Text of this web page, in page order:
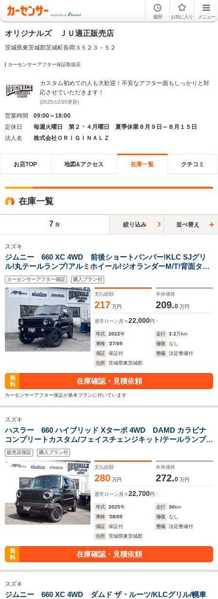
履歴 お気に入り メニュー
オリジナルズ ＪＵ適正販売店
茨城県東茨城郡茨城町長岡３５２３－５２
カーセンサーアフター保証取扱店
カスタム初めての人も大歓迎！不安なアフター面もしっかりと対
応させていただきます！
(2025/12/20更新)
営業時間
09:00～18:00
定休日
毎週火曜日 第２・４月曜日 夏季休業８月９日～８月１５日
法人名
株式会社ＯＲＩＧＩＮＡＬＺ
お店TOP 地図&アクセス 在庫一覧 クチコミ
在庫一覧
7 台 絞り込み 並べ替え
スズキ
ジムニー 660 XC 4WD 前後ショートバンパー!KLC SJグリ
ル!丸テールランプ!アルミホイール!ジオランダーM/T!背面タイ
ヤ!スズキ純正ナビ!バックカメラ!ドライブレコーダー!ビルドイ
ンETC2.0!フロアマット!INNOラゲッジマット!
カーセンサーアフター保証 購入プラン付
支払総額
217 万円
本体価格
209.0 万円
通常ローン 月々22,000円
年式 2022年 走行 3.2万km
車検
'27/09 修復
なし
保証
保証付 整備
法定整備付
住所
茨城県東茨城郡
無
料
在庫確認・見積依頼
カーセンサーアフター保証が基本プランに付いています
スズキ
ハスラー 660 ハイブリッド Xターボ 4WD DAMD カラビナ
コンプリートカスタム/フェイスチェンジキット/テールランプガ
ーニッシュ/ラプター塗装/R14アルミ/トーヨーオープンカント
リーRT/plusline1インチリフトアップ/全方位カメラモニター/ゴ
ムフロアマット
販売店保証 購入プラン付
支払総額
280 万円
本体価格
272.0 万円
通常ローン 月々22,700円
年式 2025年 走行 30km
車検
'28/05 修復
なし
保証
保証付 整備
法定整備付
住所
茨城県東茨城郡
無
料
在庫確認・見積依頼
スズキ
ジムニー 660 XC 4WD ダムド ザ・ルーツ/KLCグリル/幌車